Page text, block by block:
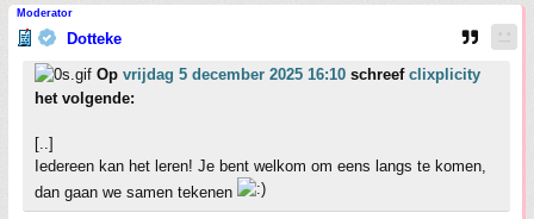
Moderator
Dotteke
Op vrijdag 5 december 2025 16:10 schreef clixplicity
het volgende:
[..]
Iedereen kan het leren! Je bent welkom om eens langs te komen,
dan gaan we samen tekenen